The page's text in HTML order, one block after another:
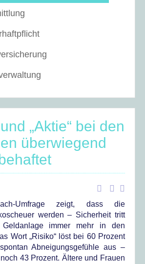
„Aktie“ bei den
überwiegend
Umfrage zeigt, dass die
werden – Sicherheit tritt
immer mehr in den
Wort „Risiko“ löst bei 60 Prozent
Abneigungsgefühle aus –
43 Prozent. Ältere und Frauen